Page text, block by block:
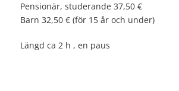
Pensionär, studerande 37,50 €
Barn 32,50 € (för 15 år och under)
Längd ca 2 h , en paus